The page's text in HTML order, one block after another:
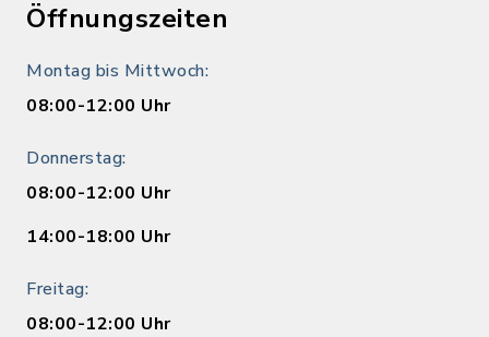
Öffnungszeiten
Montag bis Mittwoch:
08:00-12:00 Uhr
Donnerstag:
08:00-12:00 Uhr
14:00-18:00 Uhr
Freitag:
08:00-12:00 Uhr